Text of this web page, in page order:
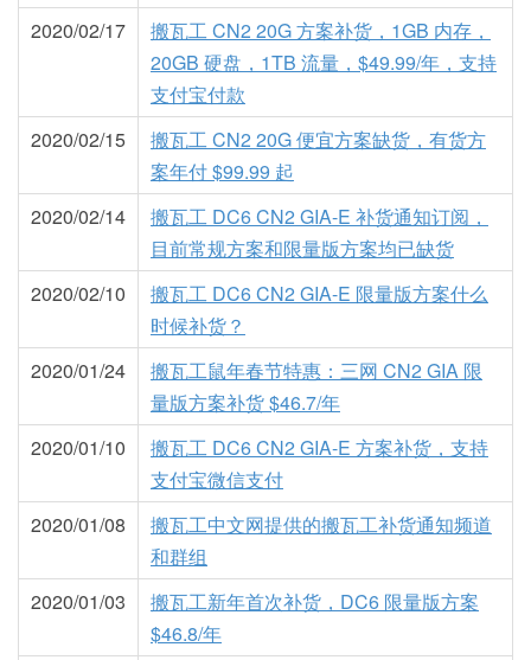
2020/02/17
搬瓦工 CN2 20G 方案补货，1GB 内存，
20GB 硬盘，1TB 流量，$49.99/年，支持
支付宝付款
2020/02/15
搬瓦工 CN2 20G 便宜方案缺货，有货方
案年付 $99.99 起
2020/02/14
搬瓦工 DC6 CN2 GIA-E 补货通知订阅，
目前常规方案和限量版方案均已缺货
2020/02/10
搬瓦工 DC6 CN2 GIA-E 限量版方案什么
时候补货？
2020/01/24
搬瓦工鼠年春节特惠：三网 CN2 GIA 限
量版方案补货 $46.7/年
2020/01/10
搬瓦工 DC6 CN2 GIA-E 方案补货，支持
支付宝微信支付
2020/01/08
搬瓦工中文网提供的搬瓦工补货通知频道
和群组
2020/01/03
搬瓦工新年首次补货，DC6 限量版方案
$46.8/年